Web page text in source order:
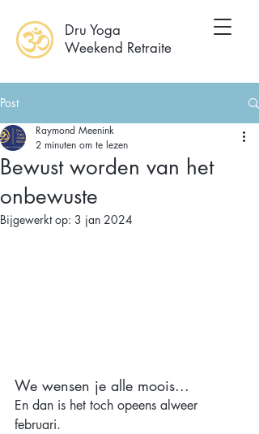
Dru Yoga
Weekend Retraite
Post
Bewust worden van het
onbewuste
Raymond Meenink
2 minuten om te lezen
Bijgewerkt op: 3 jan 2024
We wensen je alle moois...
En dan is het toch opeens alweer
februari.